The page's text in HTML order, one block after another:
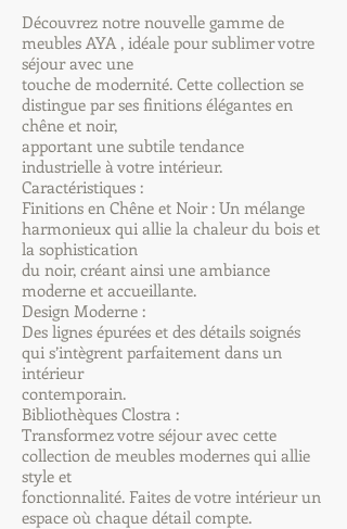
Découvrez notre nouvelle gamme de
meubles AYA , idéale pour sublimer votre
séjour avec une
touche de modernité. Cette collection se
distingue par ses finitions élégantes en
chêne et noir,
apportant une subtile tendance
industrielle à votre intérieur.
Caractéristiques :
Finitions en Chêne et Noir : Un mélange
harmonieux qui allie la chaleur du bois et
la sophistication
du noir, créant ainsi une ambiance
moderne et accueillante.
Design Moderne :
Des lignes épurées et des détails soignés
qui s’intègrent parfaitement dans un
intérieur
contemporain.
Bibliothèques Clostra :
Transformez votre séjour avec cette
collection de meubles modernes qui allie
style et
fonctionnalité. Faites de votre intérieur un
espace où chaque détail compte.